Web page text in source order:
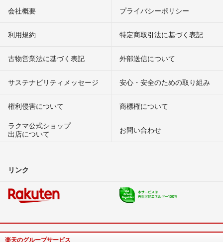
会社概要 プライバシーポリシー
利用規約 特定商取引法に基づく表記
古物営業法に基づく表記 外部送信について
サステナビリティメッセージ 安心・安全のための取り組み
権利侵害について
商標権について
ラクマ公式ショップ
出店について
お問い合わせ
リンク
楽天のグループサービス